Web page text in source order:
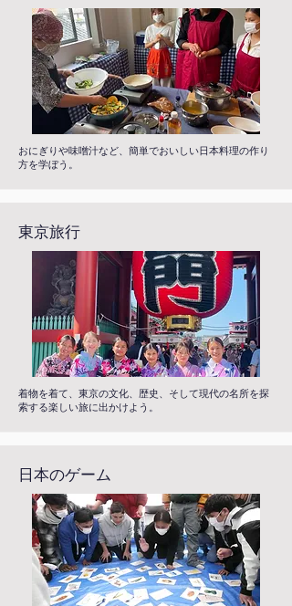
おにぎりや味噌汁など、簡単でおいしい日本料理の作り
方を学ぼう。
東京旅行
着物を着て、東京の文化、歴史、そして現代の名所を探
索する楽しい旅に出かけよう。
日本のゲーム